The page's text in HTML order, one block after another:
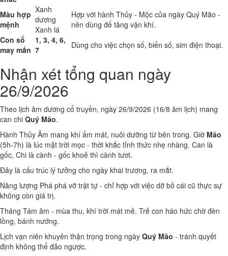
Màu hợp
mệnh
Xanh
dương
Xanh lá
Hợp với hành Thủy - Mộc của ngày Quý Mão -
nên dùng để tăng vận khí.
Con số
may mắn
1, 3, 4, 6,
7
Dùng cho việc chọn số, biển số, sim điện thoại.
Nhận xét tổng quan ngày
26/9/2026
Theo lịch âm dương cổ truyền, ngày 26/9/2026 (16/8 âm lịch) mang
can chi Quý Mão.
Hành Thủy Âm mang khí ẩm mát, nuôi dưỡng từ bên trong. Giờ Mão
(5h-7h) là lúc mặt trời mọc - thời khắc tỉnh thức nhẹ nhàng. Can là
gốc, Chi là cành - gốc khoẻ thì cành tươi.
Đây là cấu trúc lý tưởng cho ngày khai trương, ra mắt.
Năng lượng Phá phá vỡ trật tự - chỉ hợp với việc dỡ bỏ cái cũ thực sự
không còn giá trị.
Tháng Tám âm - mùa thu, khí trời mát mẻ. Trẻ con háo hức chờ đèn
lồng, bánh nướng.
Lịch vạn niên khuyên thận trọng trong ngày Quý Mão - tránh quyết
định không thể đảo ngược.